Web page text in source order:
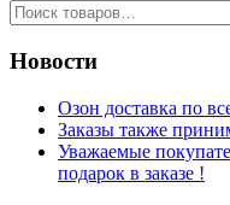
Новости
Озон доставка по
Заказы также
Уважаемые
подарок в заказе !